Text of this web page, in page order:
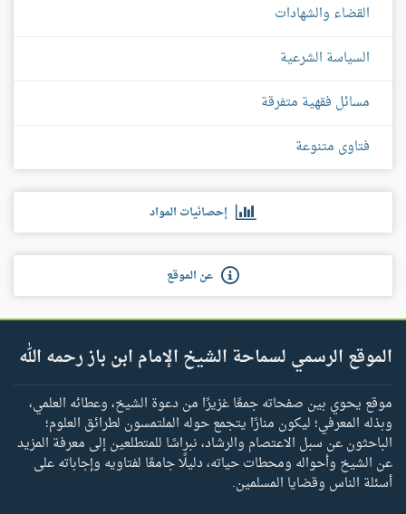
القضاء والشهادات
السياسة الشرعية
مسائل فقهية متفرقة
فتاوى متنوعة
إحصائيات المواد
عن الموقع
الموقع الرسمي لسماحة الشيخ الإمام ابن باز رحمه الله
موقع يحوي بين صفحاته جمعًا غزيرًا من دعوة الشيخ، وعطائه العلمي،
وبذله المعرفي؛ ليكون منارًا يتجمع حوله الملتمسون لطرائق العلوم؛
الباحثون عن سبل الاعتصام والرشاد، نبراسًا للمتطلعين إلى معرفة المزيد
عن الشيخ وأحواله ومحطات حياته، دليلًا جامعًا لفتاويه وإجاباته على
أسئلة الناس وقضايا المسلمين.